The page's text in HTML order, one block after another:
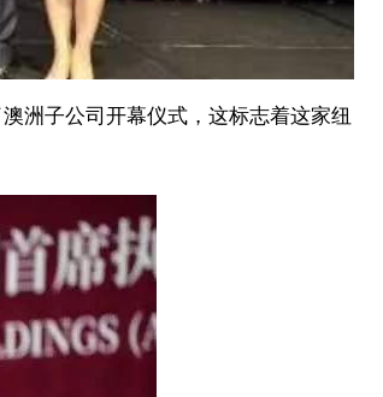
洲子公司开幕仪式，这标志着这家纽